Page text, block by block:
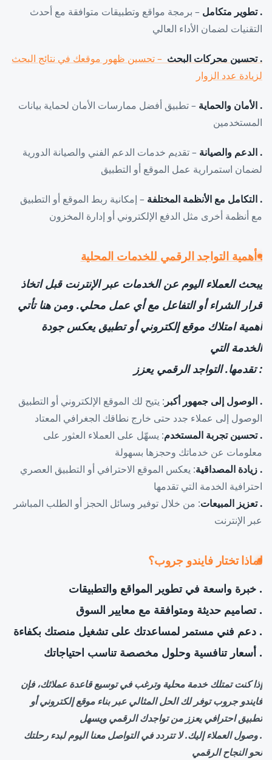
. تطوير متكامل – برمجة مواقع وتطبيقات متوافقة مع أحدث
التقنيات لضمان الأداء العالي
. تحسين محركات البحث – تحسين ظهور موقعك في نتائج البحث
لزيادة عدد الزوار
. الأمان والحماية – تطبيق أفضل ممارسات الأمان لحماية بيانات
المستخدمين
. الدعم والصيانة – تقديم خدمات الدعم الفني والصيانة الدورية
لضمان استمرارية عمل الموقع أو التطبيق
. التكامل مع الأنظمة المختلفة – إمكانية ربط الموقع أو التطبيق
مع أنظمة أخرى مثل الدفع الإلكتروني أو إدارة المخزون
: أهمية التواجد الرقمي للخدمات المحلية
يبحث العملاء اليوم عن الخدمات عبر الإنترنت قبل اتخاذ
قرار الشراء أو التفاعل مع أي عمل محلي. ومن هنا تأتي
أهمية امتلاك موقع إلكتروني أو تطبيق يعكس جودة
الخدمة التي
: تقدمها. التواجد الرقمي يعزز
. الوصول إلى جمهور أكبر : يتيح لك الموقع الإلكتروني أو التطبيق
الوصول إلى عملاء جدد حتى خارج نطاقك الجغرافي المعتاد
. تحسين تجربة المستخدم: يسهّل على العملاء العثور على
معلومات عن خدماتك وحجزها بسهولة
. زيادة المصداقية: يعكس الموقع الاحترافي أو التطبيق العصري
احترافية الخدمة التي تقدمها
. تعزيز المبيعات: من خلال توفير وسائل الحجز أو الطلب المباشر
عبر الإنترنت
لماذا تختار فايندو جروب؟
. خبرة واسعة في تطوير المواقع والتطبيقات
. تصاميم حديثة ومتوافقة مع معايير السوق
. دعم فني مستمر لمساعدتك على تشغيل منصتك بكفاءة
. أسعار تنافسية وحلول مخصصة تناسب احتياجاتك
إذا كنت تمتلك خدمة محلية وترغب في توسيع قاعدة عملائك، فإن
فايندو جروب توفر لك الحل المثالي عبر بناء موقع إلكتروني أو
تطبيق احترافي يعزز من تواجدك الرقمي ويسهل
. وصول العملاء إليك. لا تتردد في التواصل معنا اليوم لبدء رحلتك
نحو النجاح الرقمي